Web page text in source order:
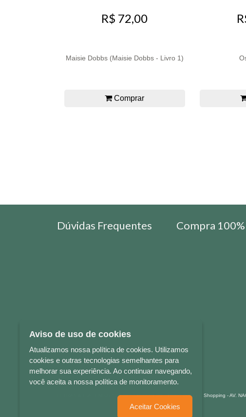
R$ 72,00
Maisie Dobbs (Maisie Dobbs - Livro 1)
Comprar
Dúvidas Frequentes Compra
LETRAS & CIA - CNPJ n° 88.587.548/0001-20 - Térreo Bourbon Shopping - AV.
Aviso de uso de cookies
Atualizamos nossa política de cookies. Utilizamos
cookies e outras tecnologias semelhantes para
melhorar sua experiência. Ao continuar navegando,
você aceita a nossa política de monitoramento.
Aceitar Cookies